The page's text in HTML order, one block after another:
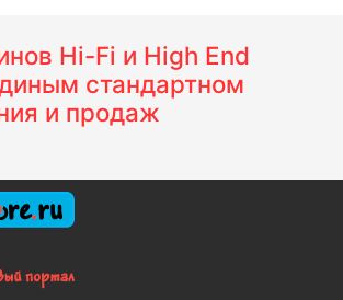
Hi-Fi и High End
стандартном
и продаж